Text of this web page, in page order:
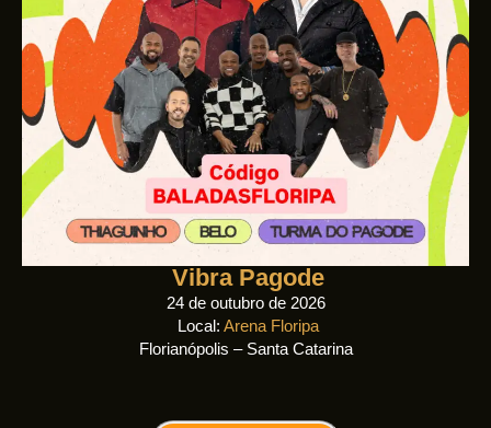
Vibra Pagode
24 de outubro de 2026
Local: Arena Floripa
Florianópolis – Santa Catarina